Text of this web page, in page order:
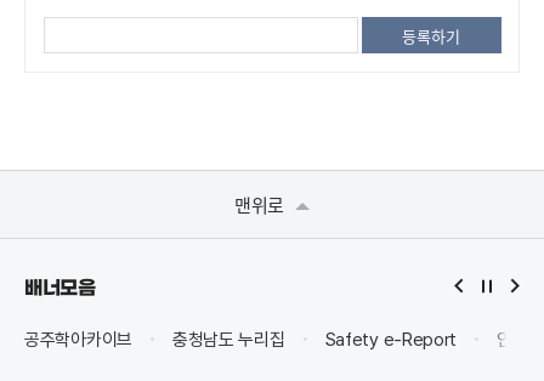
맨위로
배너모음
공주학아카이브 충청남도 누리집 Safety e-Report 안전